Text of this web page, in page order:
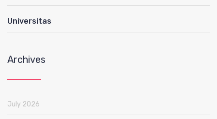
Universitas
Archives
July 2026